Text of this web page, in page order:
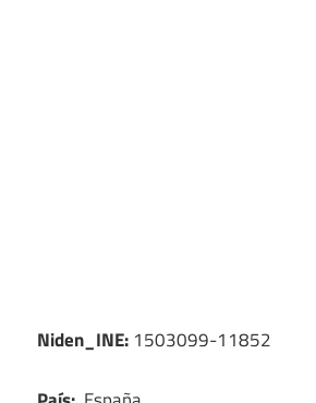
Niden_INE: 1503099-11852